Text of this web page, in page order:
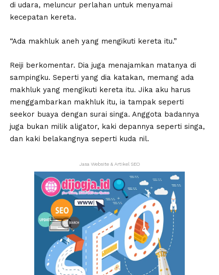
di udara, meluncur perlahan untuk menyamai
kecepatan kereta.
“Ada makhluk aneh yang mengikuti kereta itu.”
Reiji berkomentar. Dia juga menajamkan matanya di
sampingku. Seperti yang dia katakan, memang ada
makhluk yang mengikuti kereta itu. Jika aku harus
menggambarkan makhluk itu, ia tampak seperti
seekor buaya dengan surai singa. Anggota badannya
juga bukan milik aligator, kaki depannya seperti singa,
dan kaki belakangnya seperti kuda nil.
Jasa Website & Artikel SEO